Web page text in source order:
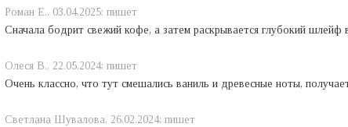
Роман Е., 03.04.2025: пишет
Сначала бодрит свежий кофе, а затем раскрывается глубокий
Олеся В., 22.05.2024: пишет
Очень классно, что тут смешались ваниль и древесные ноты,
Светлана Шувалова, 26.02.2024: пишет